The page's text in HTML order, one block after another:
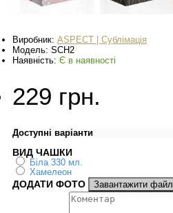
Виробник: ASPECT | Сублімація
Модель: SCH2
Наявність: Є в наявності
229 грн.
Доступні варіанти
ВИД ЧАШКИ
Біла 330 мл.
Хамелеон
ДОДАТИ ФОТО Завантажити файл